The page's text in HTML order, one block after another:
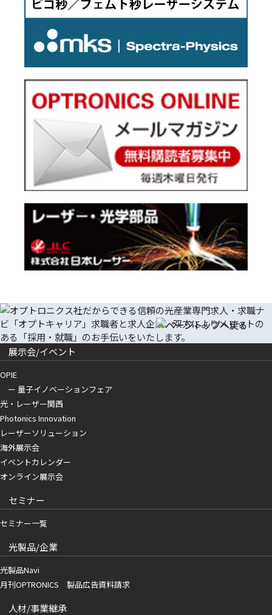
展示会/イベント
OPIE
ー 量子イノベーションフェア
光・レーザー関西
Photonics Innovation
レーザーソリューション
海外展示会
イベントカレンダー
オンライン展示会
セミナー
セミナー一覧
光製品/企業
光製品Navi
月刊OPTRONICS 製品広告資料請求
人材/事業継承